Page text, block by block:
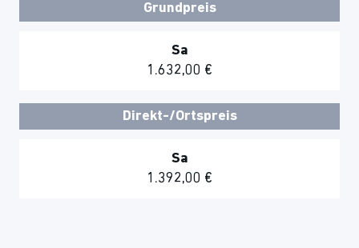
Grundpreis
Sa
1.632,00 €
Direkt-/Ortspreis
Sa
1.392,00 €